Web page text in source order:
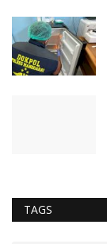
TAGS